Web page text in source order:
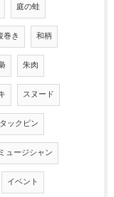
庭の蛙
巻き 和柄
朱肉
スヌード
ックピン
ュージシャン
イベント